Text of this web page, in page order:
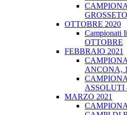
OTTOBRE 2020
Campionati
OTTOBRE
FEBBRAIO 2021
ANCONA,
ASSOLUTI
MARZO 2021